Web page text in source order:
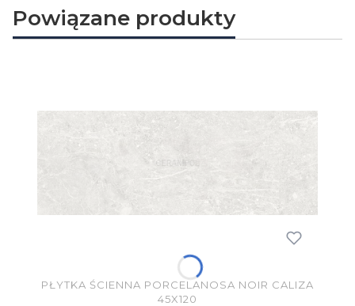
Powiązane produkty
PŁYTKA ŚCIENNA PORCELANOSA NOIR CALIZA
45X120